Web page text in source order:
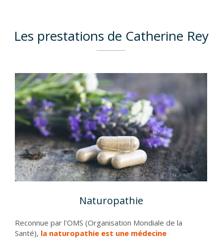
Les prestations de Catherine Rey
Naturopathie
Reconnue par l'OMS (Organisation Mondiale de la
Santé), la naturopathie est une médecine